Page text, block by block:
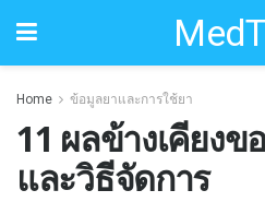
Home ข้อมูลยาและการใช้ยา
11 ผลข้างเคียงข
และวิธีจัดการ